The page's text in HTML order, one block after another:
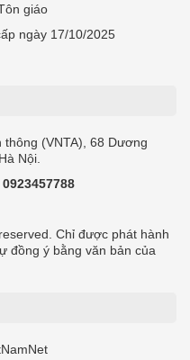
giáo
ngày 17/10/2025
(VNTA), 68 Dương
Nội.
0923457788
Chỉ được phát hành
đồng ý bằng văn bản của